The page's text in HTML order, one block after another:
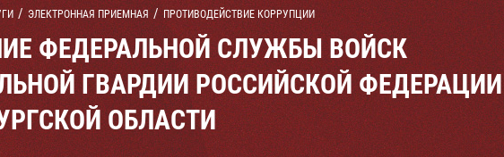
ЭЛЕКТРОННАЯ ПРИЕМНАЯ ПРОТИВОДЕЙСТВИЕ КОРРУПЦИИ
ФЕДЕРАЛЬНОЙ СЛУЖБЫ ВОЙСК
ГВАРДИИ РОССИЙСКОЙ ФЕДЕРАЦИИ
ОБЛАСТИ